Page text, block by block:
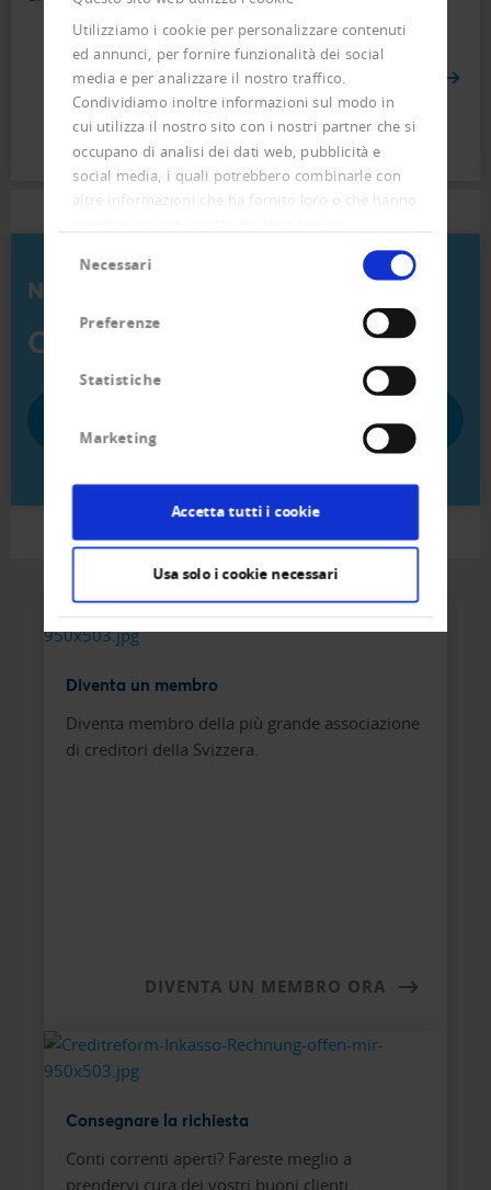
Utilizziamo i cookie per personalizzare contenuti
ed annunci, per fornire funzionalità dei social
media e per analizzare il nostro traffico.
Condividiamo inoltre informazioni sul modo in
cui utilizza il nostro sito con i nostri partner che si
occupano di analisi dei dati web, pubblicità e
social media, i quali potrebbero combinarle con
altre informazioni che ha fornito loro o che hanno
delNecessari
Preferenze
Statistiche
Marketing
Accetta tutti i cookie
Usa solo i cookie necessari
INTERFACCE FLESSIBILI PER AZIENDE
DINAMICHE.
Noi siamo qui per voi:
Creditreform sul posto
Diventa un membro
Diventa membro della più grande associazione
di creditori della Svizzera.
DIVENTA UN MEMBRO ORA
Consegnare la richiesta
Conti correnti aperti? Fareste meglio a
prendervi cura dei vostri buoni clienti.